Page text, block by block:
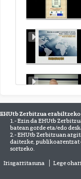
EHUtb Zerbitzua
1.- Ezin da EHUtb
batean gorde eta/edo
2.- EHUtb Zerbitzuan
daitezke, publikoarentzat
sortzeko.
Irisgarritasuna Lege